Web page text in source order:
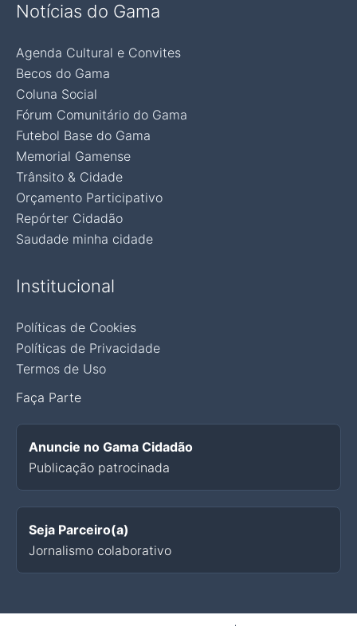
Notícias do Gama
Agenda Cultural e Convites
Becos do Gama
Coluna Social
Fórum Comunitário do Gama
Futebol Base do Gama
Memorial Gamense
Trânsito & Cidade
Orçamento Participativo
Repórter Cidadão
Saudade minha cidade
Institucional
Políticas de Cookies
Políticas de Privacidade
Termos de Uso
Faça Parte
Anuncie no Gama Cidadão
Publicação patrocinada
Seja Parceiro(a)
Jornalismo colaborativo